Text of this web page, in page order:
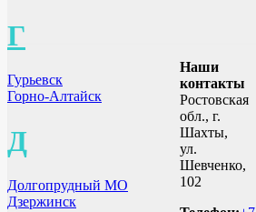
Г
Гурьевск
Горно-Алтайск
Д
Долгопрудный МО
Дзержинск
Наши
контакты
Ростовская
обл., г.
Шахты,
ул.
Шевченко,
102